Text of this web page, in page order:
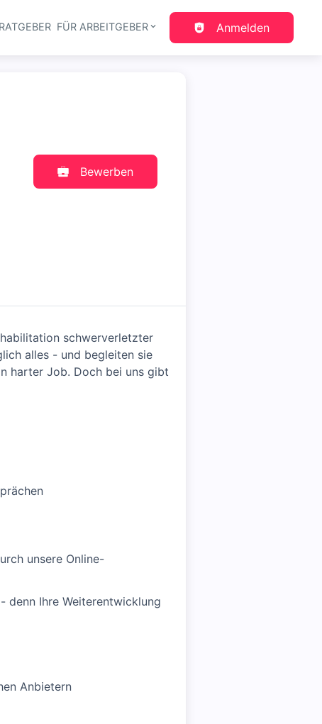
FÜR ARBEITGEBER Anmelden
Bewerben
schwerverletzter
alles - und begleiten sie
harter Job. Doch bei uns gibt
unsere Online-
denn Ihre Weiterentwicklung
Anbietern